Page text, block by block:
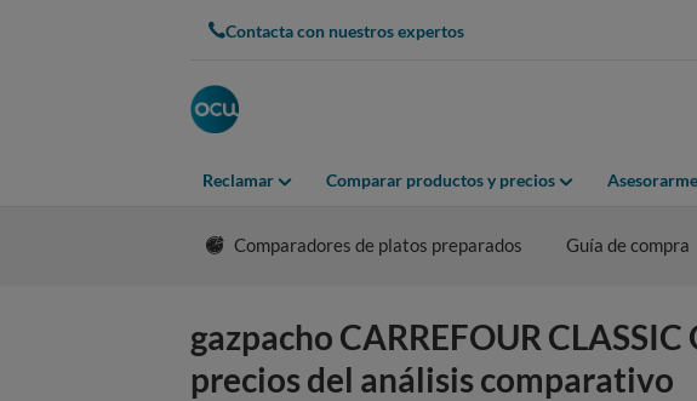
Contacta con nuestros expertos
Reclamar Comparar productos y precios
Comparadores de platos preparados Guía de compra
gazpacho CARREFOUR
precios del análisis comparativo